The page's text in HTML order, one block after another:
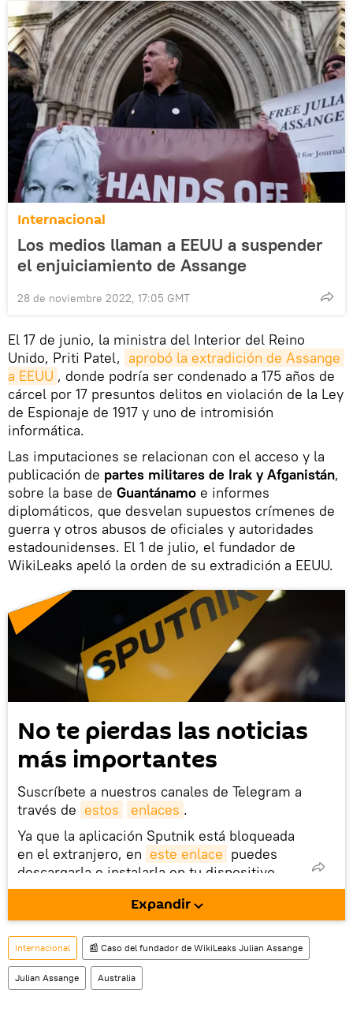
Internacional
Los medios llaman a EEUU a suspender
el enjuiciamiento de Assange
28 de noviembre 2022, 17:05 GMT
El 17 de junio, la ministra del Interior del Reino
Unido, Priti Patel, aprobó la extradición de Assange
a EEUU , donde podría ser condenado a 175 años de
cárcel por 17 presuntos delitos en violación de la Ley
de Espionaje de 1917 y uno de intromisión
informática.
Las imputaciones se relacionan con el acceso y la
publicación de partes militares de Irak y Afganistán,
sobre la base de Guantánamo e informes
diplomáticos, que desvelan supuestos crímenes de
guerra y otros abusos de oficiales y autoridades
estadounidenses. El 1 de julio, el fundador de
WikiLeaks apeló la orden de su extradición a EEUU.
No te pierdas las noticias
más importantes
Suscríbete a nuestros canales de Telegram a
través de estos enlaces .
Ya que la aplicación Sputnik está bloqueada
en el extranjero, en este enlace puedes
descargarla e instalarla en tu dispositivo
móvil (¡solo para Android!).
También tenemos una cuenta en la red
social rusa VK .
Expandir
Internacional 📰 Caso del fundador de WikiLeaks Julian Assange
Julian Assange Australia